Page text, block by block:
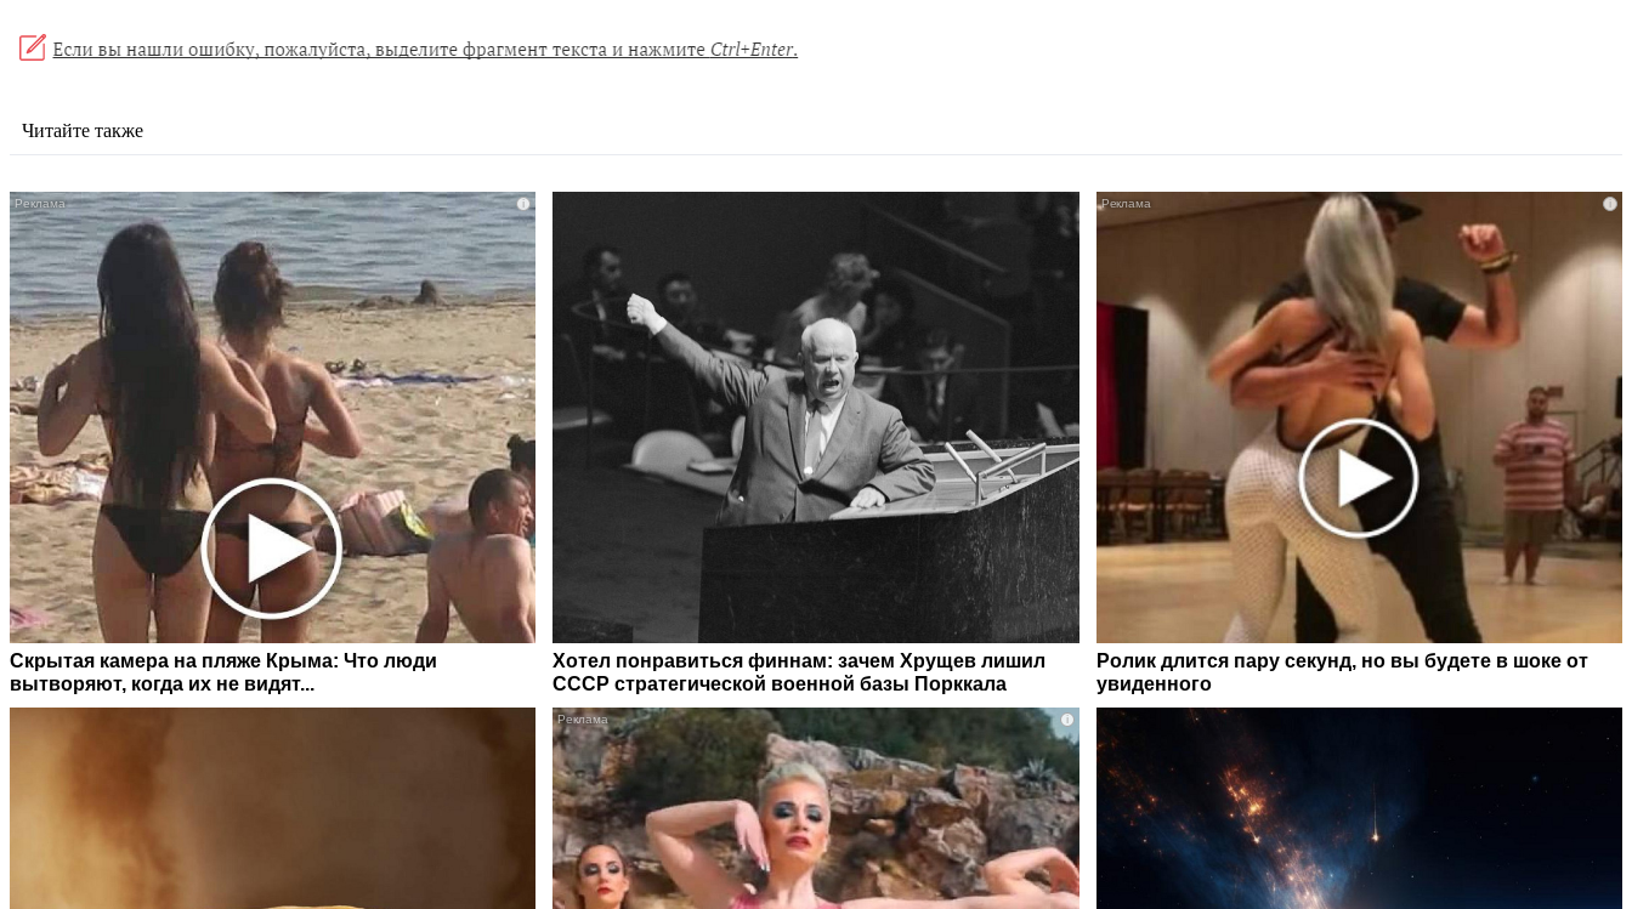
Читайте также
i
Скрытая камера на пляже Крыма: Что люди
вытворяют, когда их не видят...
Хотел понравиться финнам: зачем Хрущев лишил
СССР стратегической военной базы Порккала
i
Ролик длится пару секунд, но вы будете в шоке от
увиденного
i